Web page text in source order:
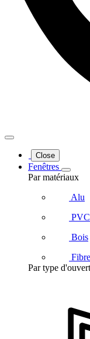
Close
Fenêtres
Par matériaux
Alu
PVC
Bois
Fibre
Par type